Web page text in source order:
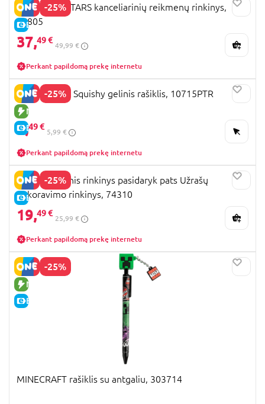
-25%
E-KAINA
NEBULOUS STARS kanceliarinių reikmenų rinkinys,
15805
37,49 €
49,99 €
Perkant papildomą prekę internetu
-25%
NAUJA PREKĖ
E-KAINA
HELLO KITTY Squishy gelinis rašiklis, 10715PTR
4,49 €
5,99 €
Perkant papildomą prekę internetu
-25%
E-KAINA
STMT kūrybinis rinkinys pasidaryk pats Užrašų
dekoravimo rinkinys, 74310
19,49 €
25,99 €
Perkant papildomą prekę internetu
-25%
NAUJA PREKĖ
E-KAINA
MINECRAFT rašiklis su antgaliu, 303714